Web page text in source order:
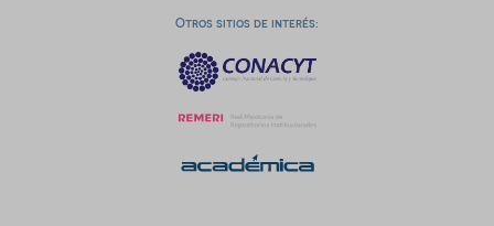
Otros sitios de interés: